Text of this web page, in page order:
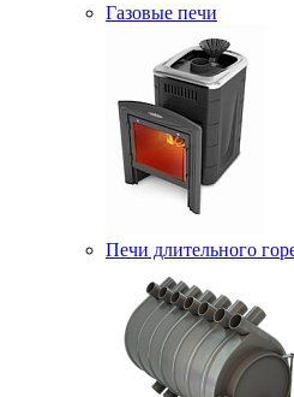
Газовые печи
Печи длительного